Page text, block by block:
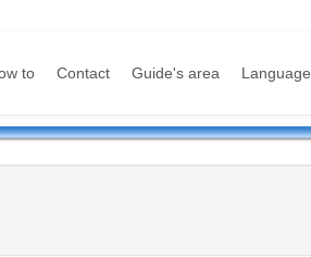
to Contact Guide's area Language